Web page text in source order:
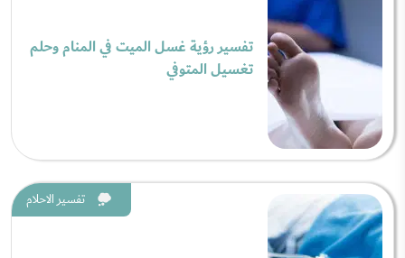
تفسير رؤية غسل الميت في المنام وحلم
تغسيل المتوفي
تفسير الاحلام